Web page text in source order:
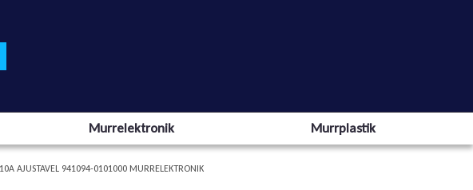
Murrelektronik Murrplastik
AJUSTAVEL 941094-0101000 MURRELEKTRONIK